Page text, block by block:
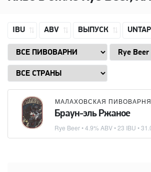
IBU ABV ВЫПУСК
МАЛАХОВСКАЯ ПИВОВАРНЯ
Браун-эль Ржаное
Rye Beer• 4.9% ABV • 23 IBU •